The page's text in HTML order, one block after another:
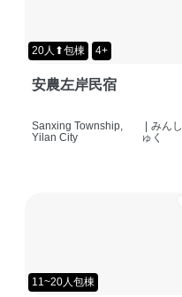
20人⬆包棟 4+
安農左岸民宿
Sanxing Township,
Yilan City
| みんし
ゅく
11~20人包棟